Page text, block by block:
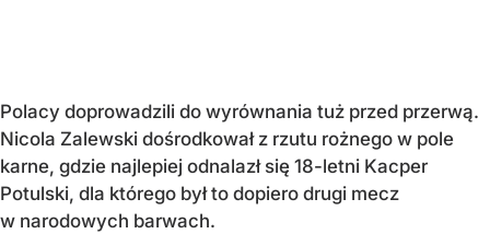
Polacy doprowadzili do wyrównania tuż przed przerwą.
Nicola Zalewski dośrodkował z rzutu rożnego w pole
karne, gdzie najlepiej odnalazł się 18-letni Kacper
Potulski, dla którego był to dopiero drugi mecz
w narodowych barwach.